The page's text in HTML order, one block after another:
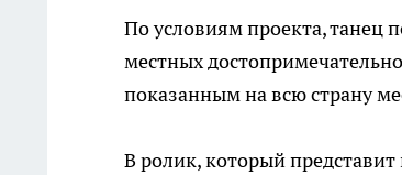
По условиям проекта, танец
местных
показанным на всю страну
В ролик, который